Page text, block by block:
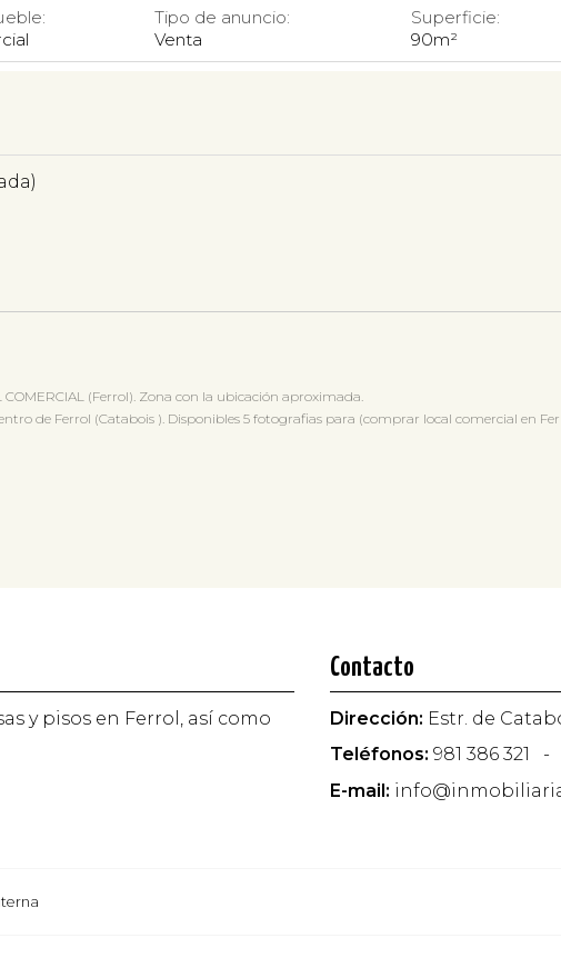
Tipo de anuncio:
Venta
Superficie:
90m²
(Ferrol). Zona con la ubicación aproximada.
de Ferrol (Catabois ). Disponibles 5 fotografias para (comprar local comercial en
y pisos en Ferrol, así como
Contacto
Dirección: Estr. de
Teléfonos: 981 386 321
-
E-mail: